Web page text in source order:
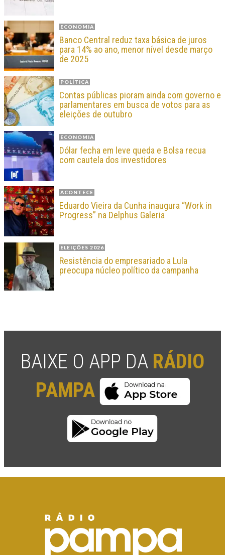
ECONOMIA
Banco Central reduz taxa básica de juros
para 14% ao ano, menor nível desde março
de 2025
POLÍTICA
Contas públicas pioram ainda com governo e
parlamentares em busca de votos para as
eleições de outubro
ECONOMIA
Dólar fecha em leve queda e Bolsa recua
com cautela dos investidores
ACONTECE
Eduardo Vieira da Cunha inaugura “Work in
Progress” na Delphus Galeria
ELEIÇÕES 2026
Resistência do empresariado a Lula
preocupa núcleo político da campanha
BAIXE O APP DA RÁDIO
PAMPA